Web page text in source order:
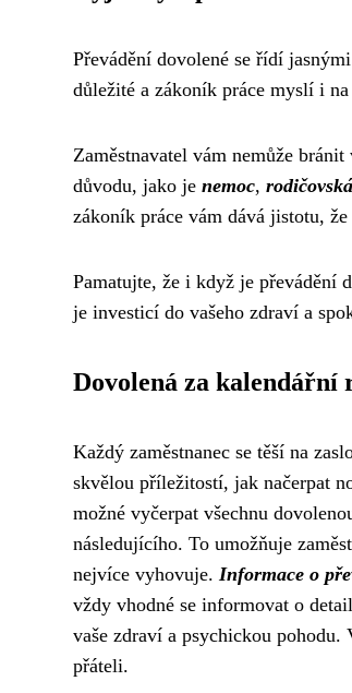
Převádění dovolené se řídí
důležité a zákoník práce myslí i
Zaměstnavatel vám nemůže
důvodu, jako je nemoc,
zákoník práce vám dává jistotu,
Pamatujte, že i když je převádění
je investicí do vašeho zdraví a
Dovolená za kalendářní
Každý zaměstnanec se těší na
skvělou příležitostí, jak načerpat
možné vyčerpat všechnu
následujícího. To umožňuje
nejvíce vyhovuje. Informace o
vždy vhodné se informovat o
vaše zdraví a psychickou
přáteli.